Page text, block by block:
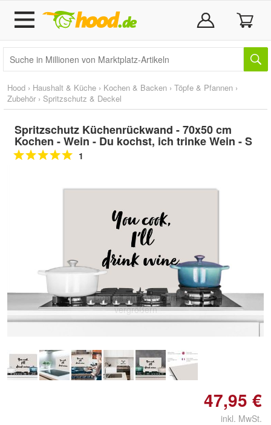
Hood › Haushalt & Küche › Kochen & Backen › Töpfe & Pfannen ›
Zubehör › Spritzschutz & Deckel
Spritzschutz Küchenrückwand - 70x50 cm
Kochen - Wein - Du kochst, ich trinke Wein - S
1
Doppelt antippen zum
vergrößern
47,95 €
inkl. MwSt.